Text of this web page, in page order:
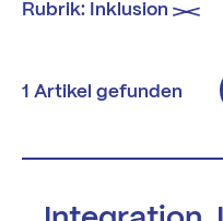
Rubrik: Inklusion
1 Artikel gefunden